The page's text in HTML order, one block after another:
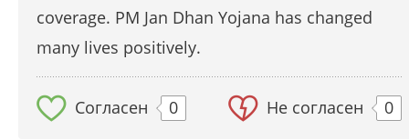
coverage. PM Jan Dhan Yojana has changed
many lives positively.
Согласен 0 Не согласен 0